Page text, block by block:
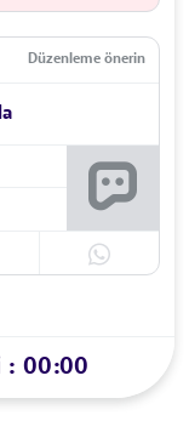
Düzenleme önerin
: 00:00